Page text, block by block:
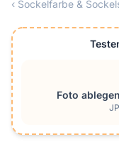
‹ Sockelfarbe &
Foto